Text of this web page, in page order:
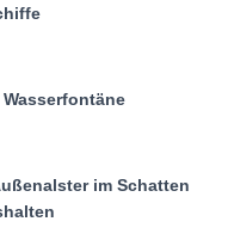
im Schatten